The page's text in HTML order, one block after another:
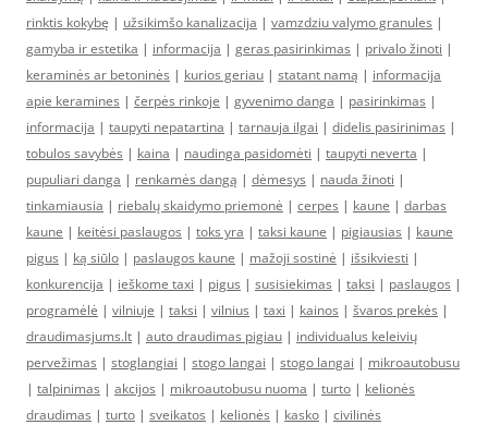
rinktis kokybę | užsikimšo kanalizacija | vamzdziu valymo granules |
gamyba ir estetika | informacija | geras pasirinkimas | privalo žinoti |
keraminės ar betoninės | kurios geriau | statant namą | informacija
apie keramines | čerpės rinkoje | gyvenimo danga | pasirinkimas |
informacija | taupyti nepatartina | tarnauja ilgai | didelis pasirinimas |
tobulos savybės | kaina | naudinga pasidomėti | taupyti neverta |
pupuliari danga | renkamės dangą | dėmesys | nauda žinoti |
tinkamiausia | riebalų skaidymo priemonė | cerpes | kaune | darbas
kaune | keitėsi paslaugos | toks yra | taksi kaune | pigiausias | kaune
pigus | ką siūlo | paslaugos kaune | mažoji sostinė | išsikviesti |
konkurencija | ieškome taxi | pigus | susisiekimas | taksi | paslaugos |
programėlė | vilniuje | taksi | vilnius | taxi | kainos | švaros prekės |
draudimasjums.lt | auto draudimas pigiau | individualus keleivių
pervežimas | stoglangiai | stogo langai | stogo langai | mikroautobusu
| talpinimas | akcijos | mikroautobusu nuoma | turto | kelionės
draudimas | turto | sveikatos | kelionės | kasko | civilinės